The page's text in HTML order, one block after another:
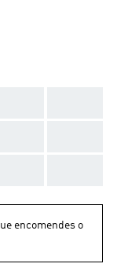
encomendes o